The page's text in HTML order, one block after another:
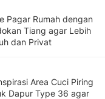
Pagar Rumah dengan
Tiang agar Lebih
dan Privat
Area Cuci Piring
Dapur Type 36 agar